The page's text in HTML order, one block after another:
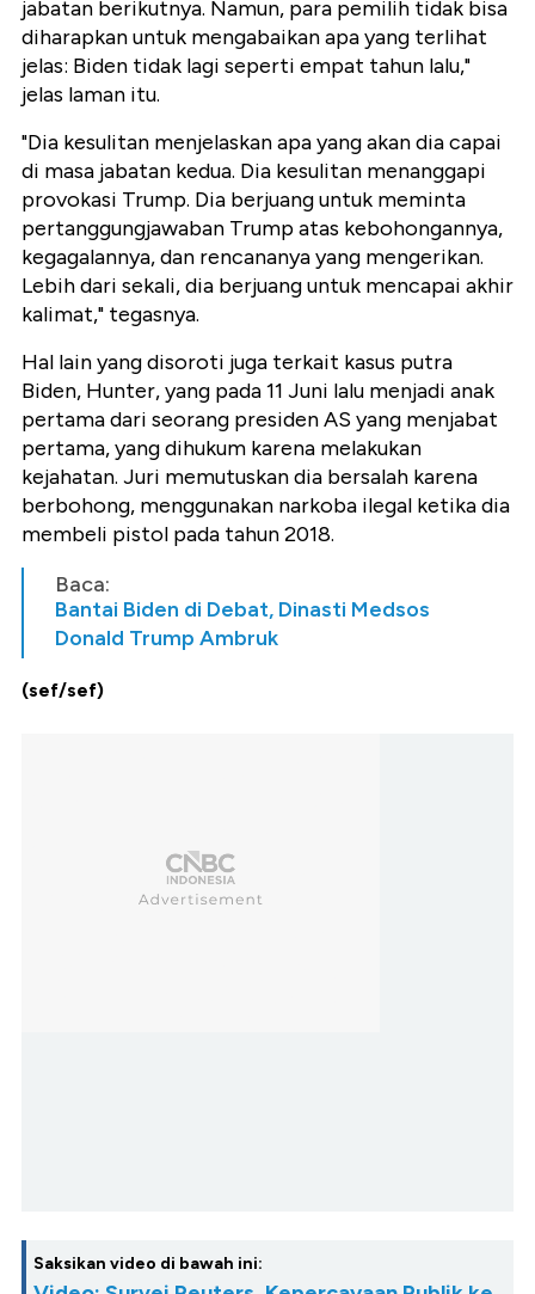
jabatan berikutnya. Namun, para pemilih tidak bisa
diharapkan untuk mengabaikan apa yang terlihat
jelas: Biden tidak lagi seperti empat tahun lalu,"
jelas laman itu.
"Dia kesulitan menjelaskan apa yang akan dia capai
di masa jabatan kedua. Dia kesulitan menanggapi
provokasi Trump. Dia berjuang untuk meminta
pertanggungjawaban Trump atas kebohongannya,
kegagalannya, dan rencananya yang mengerikan.
Lebih dari sekali, dia berjuang untuk mencapai akhir
kalimat," tegasnya.
Hal lain yang disoroti juga terkait kasus putra
Biden, Hunter, yang pada 11 Juni lalu menjadi anak
pertama dari seorang presiden AS yang menjabat
pertama, yang dihukum karena melakukan
kejahatan. Juri memutuskan dia bersalah karena
berbohong, menggunakan narkoba ilegal ketika dia
membeli pistol pada tahun 2018.
Baca:
Bantai Biden di Debat, Dinasti Medsos
Donald Trump Ambruk
(sef/sef)
Saksikan video di bawah ini: